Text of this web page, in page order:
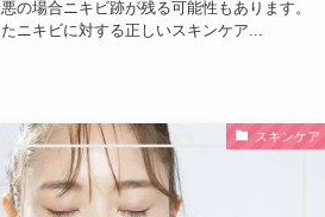
の場合ニキビ跡が残る可能性もあります。
ニキビに対する正しいスキンケア...
スキンケア